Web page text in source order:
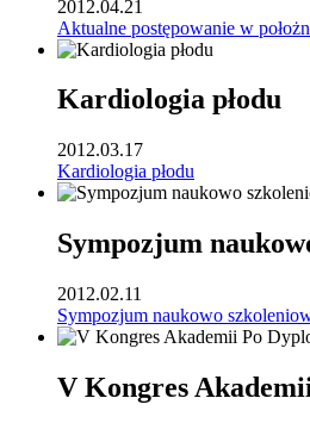
2012.04.21
Aktualne postępowanie w
Kardiologia płodu
2012.03.17
Kardiologia płodu
Sympozjum
2012.02.11
Sympozjum naukowo
V Kongres